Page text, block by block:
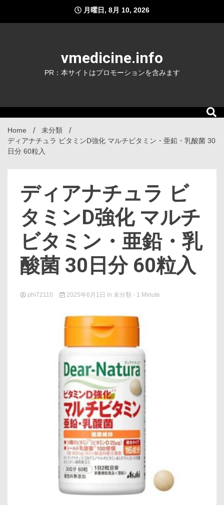
content
月曜日, 8月 10, 2026
vmedicine.info
PR：本サイトはプロモーションを含みます
Home
未分類
ディアナチュラ ビタミンD強化 マルチビタミン・亜鉛・乳酸菌 30
日分 60粒入
ディアナチュラ ビ
タミンD強化 マルチ
ビタミン・亜鉛・乳
酸菌 30日分 60粒入
phi72110 2025年6月1日 in 未分類 - 1 Minute